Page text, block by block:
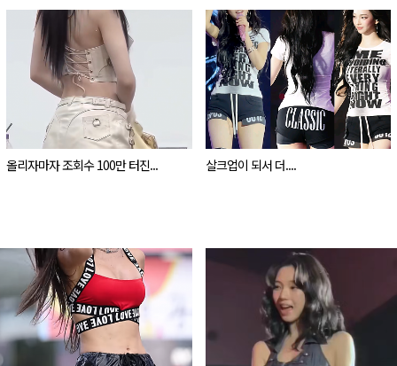
올리자마자 조회수 100만 터진... 살크업이 되서 더....